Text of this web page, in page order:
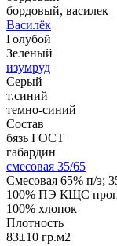
бордовый, василек
Василёк
Голубой
Зеленый
изумруд
Серый
т.синий
темно-синий
Состав
бязь ГОСТ
габардин
смесовая 35/65
Смесовая 65% п/э;
100% ПЭ КЩС
100% хлопок
Плотность
83±10 гр.м2